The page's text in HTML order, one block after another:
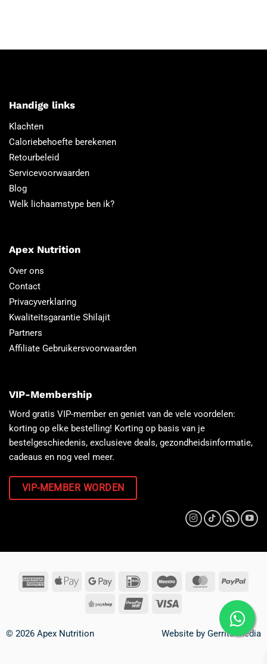
Handige links
Klachten
Caloriebehoefte berekenen
Retourbeleid
Servicevoorwaarden
Blog
Welk lichaamstype ben ik?
Apex Nutrition
Over ons
Contact
Privacyverklaring
Kwaliteitsgarantie Shilajit
Partners
Affiliate Gebruikersvoorwaarden
VIP-Membership
Word gratis VIP-member en geniet van de vele voordelen:
korting op elke bestelling! Korting op basis van je
bestelgeschiedenis, exclusieve deals, gezondheidsinformatie,
cadeaus en nog veel meer.
VIP-MEMBER WORDEN
© 2026 Apex Nutrition Website byGerrits Media